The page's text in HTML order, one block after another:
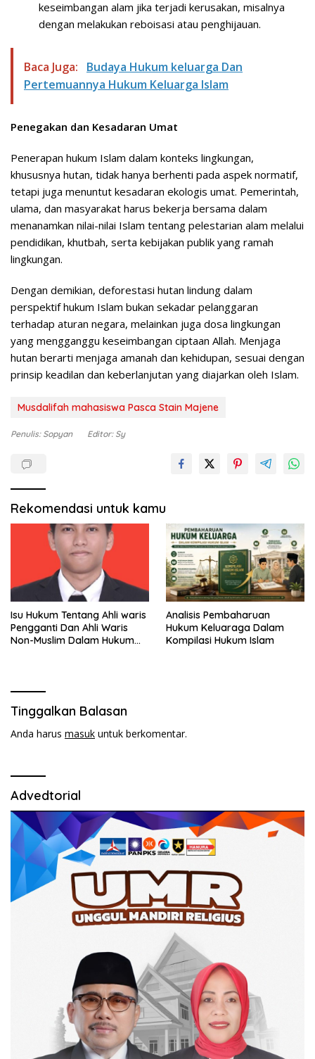
keseimbangan alam jika terjadi kerusakan, misalnya
dengan melakukan reboisasi atau penghijauan.
Baca Juga:
Budaya Hukum keluarga Dan
Pertemuannya Hukum Keluarga Islam
Penegakan dan Kesadaran Umat
Penerapan hukum Islam dalam konteks lingkungan,
khususnya hutan, tidak hanya berhenti pada aspek normatif,
tetapi juga menuntut kesadaran ekologis umat. Pemerintah,
ulama, dan masyarakat harus bekerja bersama dalam
menanamkan nilai-nilai Islam tentang pelestarian alam melalui
pendidikan, khutbah, serta kebijakan publik yang ramah
lingkungan.
Dengan demikian, deforestasi hutan lindung dalam
perspektif hukum Islam bukan sekadar pelanggaran
terhadap aturan negara, melainkan juga dosa lingkungan
yang mengganggu keseimbangan ciptaan Allah. Menjaga
hutan berarti menjaga amanah dan kehidupan, sesuai dengan
prinsip keadilan dan keberlanjutan yang diajarkan oleh Islam.
Musdalifah mahasiswa Pasca Stain Majene
Penulis: Sopyan Editor: Sy
Rekomendasi untuk kamu
Isu Hukum Tentang Ahli waris
Pengganti Dan Ahli Waris
Non-Muslim Dalam Hukum
Analisis Pembaharuan
Hukum Keluaraga Dalam
Kompilasi Hukum Islam
Tinggalkan Balasan
Anda harus masuk untuk berkomentar.
Advedtorial